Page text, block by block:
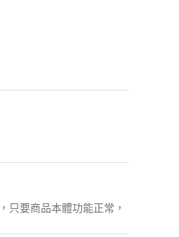
只要商品本體功能正常，